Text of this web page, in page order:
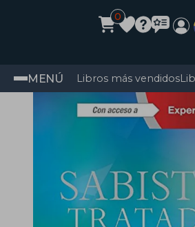
0
MENÚ Libros más vendidos